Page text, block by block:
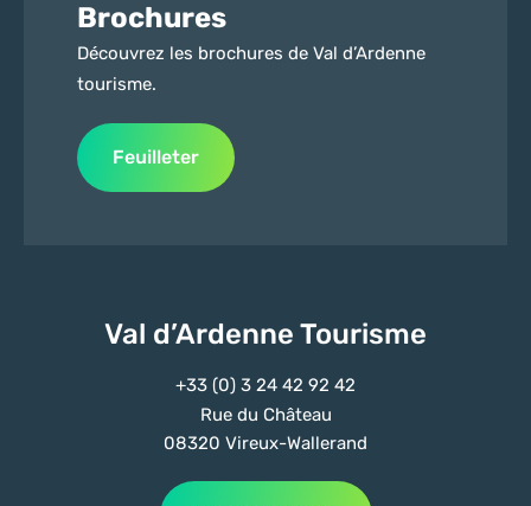
Brochures
Découvrez les brochures de Val d’Ardenne
tourisme.
Feuilleter
Val d’Ardenne Tourisme
+33 (0) 3 24 42 92 42
Rue du Château
08320 Vireux-Wallerand